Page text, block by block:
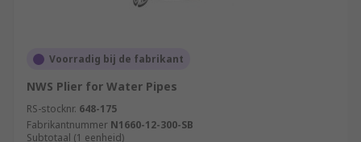
Voorradig bij de fabrikant
NWS Plier for Water Pipes
RS-stocknr. 648-175
Fabrikantnummer N1660-12-300-SB
Subtotaal (1 eenheid)